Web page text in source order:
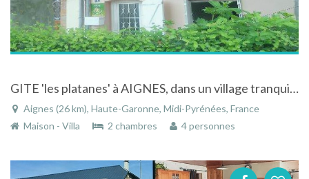
GITE 'les platanes' à AIGNES, dans un village tranquille à la campagne
Aignes (26 km), Haute-Garonne, Midi-Pyrénées, France
Maison - Villa
2 chambres 4 personnes